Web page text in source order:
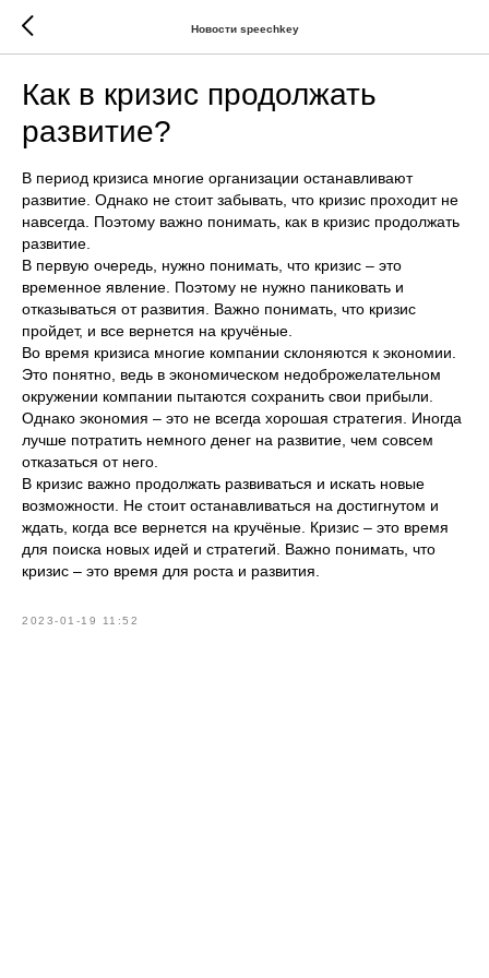
Новости speechkey
Как в кризис продолжать
развитие?
В период кризиса многие организации останавливают
развитие. Однако не стоит забывать, что кризис проходит не
навсегда. Поэтому важно понимать, как в кризис продолжать
развитие.
В первую очередь, нужно понимать, что кризис – это
временное явление. Поэтому не нужно паниковать и
отказываться от развития. Важно понимать, что кризис
пройдет, и все вернется на кручёные.
Во время кризиса многие компании склоняются к экономии.
Это понятно, ведь в экономическом недоброжелательном
окружении компании пытаются сохранить свои прибыли.
Однако экономия – это не всегда хорошая стратегия. Иногда
лучше потратить немного денег на развитие, чем совсем
отказаться от него.
В кризис важно продолжать развиваться и искать новые
возможности. Не стоит останавливаться на достигнутом и
ждать, когда все вернется на кручёные. Кризис – это время
для поиска новых идей и стратегий. Важно понимать, что
кризис – это время для роста и развития.
2023-01-19 11:52